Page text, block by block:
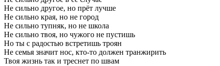
Не сильно другое, но прёт лучше
Не сильно края, но не город
Не сильно тупняк, но не школа
Не сильно твоя, но чужого не пустишь
Но ты с радостью встретишь троян
Не семья значит нос, кто-то должен транжирить
Твоя жизнь так и треснет по швам